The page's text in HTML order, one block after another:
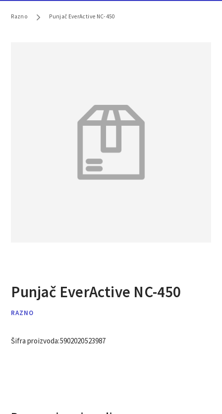
Razno Punjač EverActive NC-450
Punjač EverActive NC-450
RAZNO
Šifra proizvoda:5902020523987